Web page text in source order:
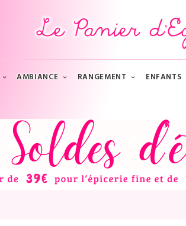
AMBIANCE RANGEMENT ENFANTS